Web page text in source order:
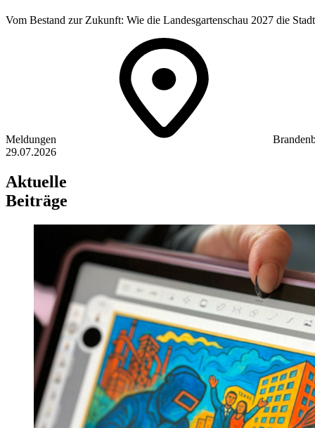
Vom Bestand zur Zukunft: Wie die Landesgartenschau 2027 die
Meldungen
29.07.2026
Aktuelle
Beiträge